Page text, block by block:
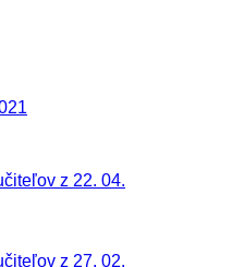
z 22. 04.
z 27. 02.